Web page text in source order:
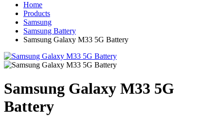
Home
Products
Samsung
Samsung Battery
Samsung Galaxy M33 5G Battery
Samsung Galaxy M33 5G
Battery